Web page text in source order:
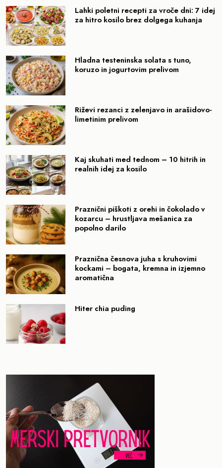
Lahki poletni recepti za vroče dni: 7 idej
za hitro kosilo brez dolgega kuhanja
Hladna testeninska solata s tuno,
koruzo in jogurtovim prelivom
Riževi rezanci z zelenjavo in arašidovo-
limetinim prelivom
Kaj skuhati med tednom – 10 hitrih in
realnih idej za kosilo
Praznični piškoti z orehi in čokolado v
kozarcu – hrustljava mešanica za
popolno darilo
Praznična česnova juha s kruhovimi
kockami – bogata, kremna in izjemno
aromatična
Hiter chia puding